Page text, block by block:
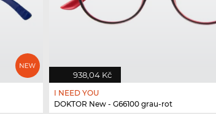
938,04 Kč
I NEED YOU
DOKTOR New - G66100 grau-rot